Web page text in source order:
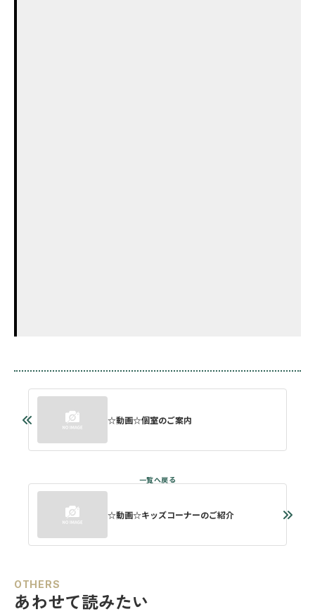
☆動画☆個室のご案内
☆動画☆キッズコーナーのご紹介
OTHERS
あわせて読みたい